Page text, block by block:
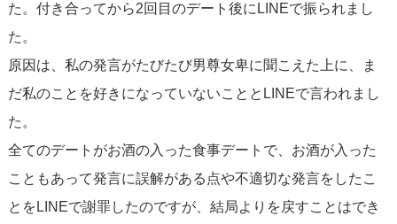
た。付き合ってから2回目のデート後にLINEで振られまし
た。
原因は、私の発言がたびたび男尊女卑に聞こえた上に、ま
だ私のことを好きになっていないこととLINEで言われまし
た。
全てのデートがお酒の入った食事デートで、お酒が入った
こともあって発言に誤解がある点や不適切な発言をしたこ
とをLINEで謝罪したのですが、結局よりを戻すことはでき